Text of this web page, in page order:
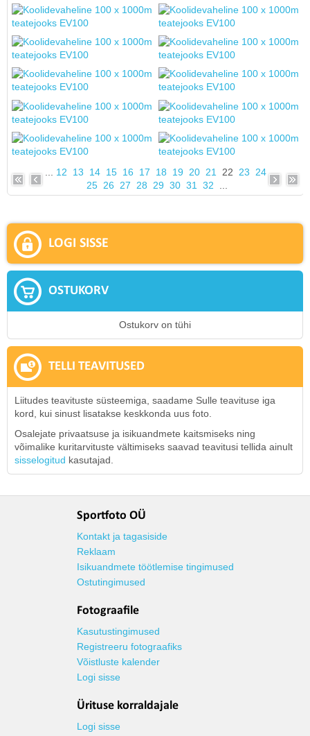
12 13 14 15 16 17 18 19 20 21 22 23
24
25 26 27 28 29 30 31 32
LOGI SISSE
OSTUKORV
Ostukorv on tühi
TELLI TEAVITUSED
Liitudes teavituste süsteemiga, saadame Sulle teavituse iga
kord, kui sinust lisatakse keskkonda uus foto.
Osalejate privaatsuse ja isikuandmete kaitsmiseks ning
võimalike kuritarvituste vältimiseks saavad teavitusi tellida ainult
sisselogitud kasutajad.
Sportfoto OÜ
Kontakt ja tagasiside
Reklaam
Isikuandmete töötlemise tingimused
Ostutingimused
Fotograafile
Kasutustingimused
Registreeru fotograafiks
Võistluste kalender
Logi sisse
Ürituse korraldajale
Logi sisse